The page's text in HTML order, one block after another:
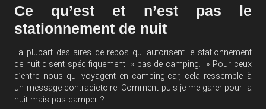
Ce qu’est et n’est pas le
stationnement de nuit
La plupart des aires de repos qui autorisent le stationnement
de nuit disent spécifiquement » pas de camping. » Pour ceux
d’entre nous qui voyagent en camping-car, cela ressemble à
un message contradictoire. Comment puis-je me garer pour la
nuit mais pas camper ?